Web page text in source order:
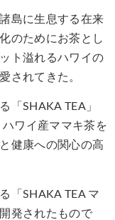
島に生息する在来
のためにお茶とし
ト溢れるハワイの
されてきた。
「SHAKA TEA」
ワイ産ママキ茶を
健康への関心の高
「SHAKA TEA マ
発されたもので